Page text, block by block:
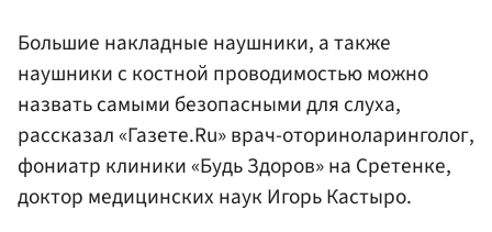
Большие накладные наушники, а также
наушники с костной проводимостью можно
назвать самыми безопасными для слуха,
рассказал «Газете.Ru» врач-оториноларинголог,
фониатр клиники «Будь Здоров» на Сретенке,
доктор медицинских наук Игорь Кастыро.